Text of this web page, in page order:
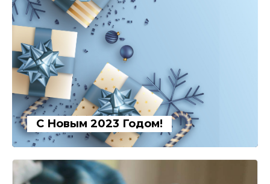
С Новым 2023 Годом!